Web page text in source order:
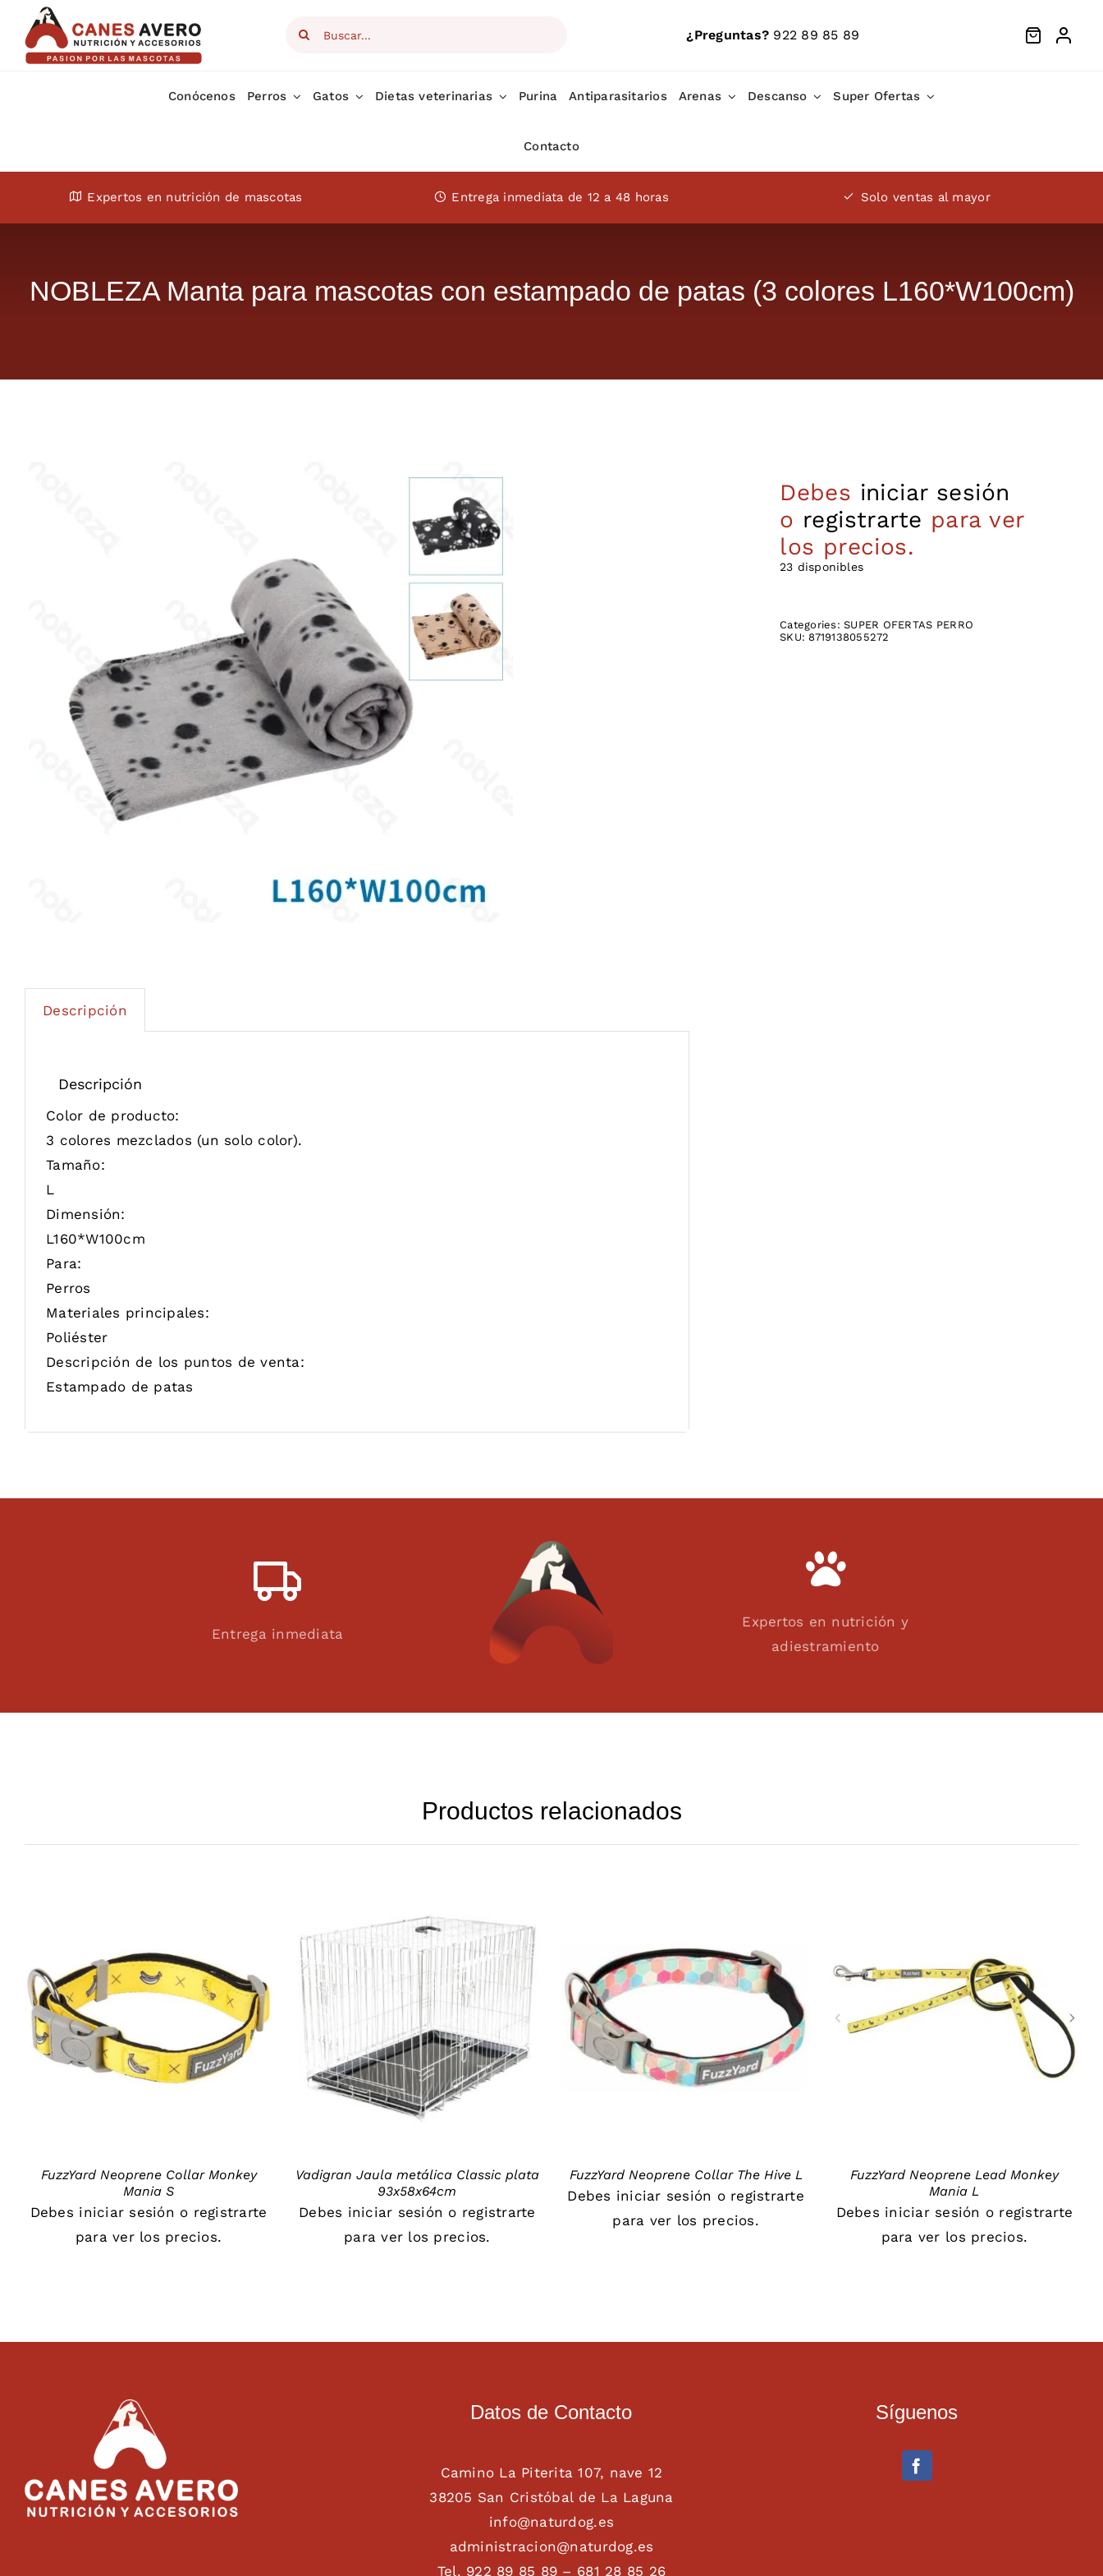
content
Search
¿Preguntas? 922 89 85 89
Conócenos Perros Gatos Dietas veterinarias Purina Antiparasitarios Arenas Descanso Super Ofertas
Contacto
Expertos en nutrición de mascotas Entrega inmediata de 12 a 48 horas Solo ventas al mayor
NOBLEZA Manta para mascotas con estampado de patas (3 colores L160*W100cm)
Descripción
Descripción
Color de producto:
3 colores mezclados (un solo color).
Tamaño:
L
Dimensión:
L160*W100cm
Para:
Perros
Materiales principales:
Poliéster
Descripción de los puntos de venta:
Estampado de patas
Debes iniciar sesión
o registrarte para ver
los precios.
23 disponibles
Categories:SUPER OFERTAS PERRO
SKU: 8719138055272
Entrega inmediata
Expertos en nutrición y
adiestramiento
Productos relacionados
FuzzYard Neoprene Collar Monkey
Mania S
Debes iniciar sesión o registrarte
para ver los precios.
DETAILS
Vadigran Jaula metálica Classic plata
93x58x64cm
Debes iniciar sesión o registrarte
para ver los precios.
FuzzYard Neoprene Collar The Hive L
Debes iniciar sesión o registrarte
para ver los precios.
FuzzYard Neoprene Lead Monkey
Mania L
Debes iniciar sesión o registrarte
para ver los precios.
Datos de Contacto
Camino La Piterita 107, nave 12
38205 San Cristóbal de La Laguna
info@naturdog.es
administracion@naturdog.es
Tel. 922 89 85 89 – 681 28 85 26
Síguenos